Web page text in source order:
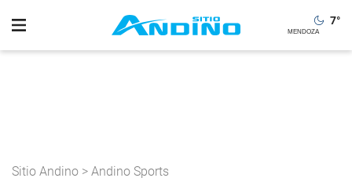
7°
Sitio Andino > Andino Sports